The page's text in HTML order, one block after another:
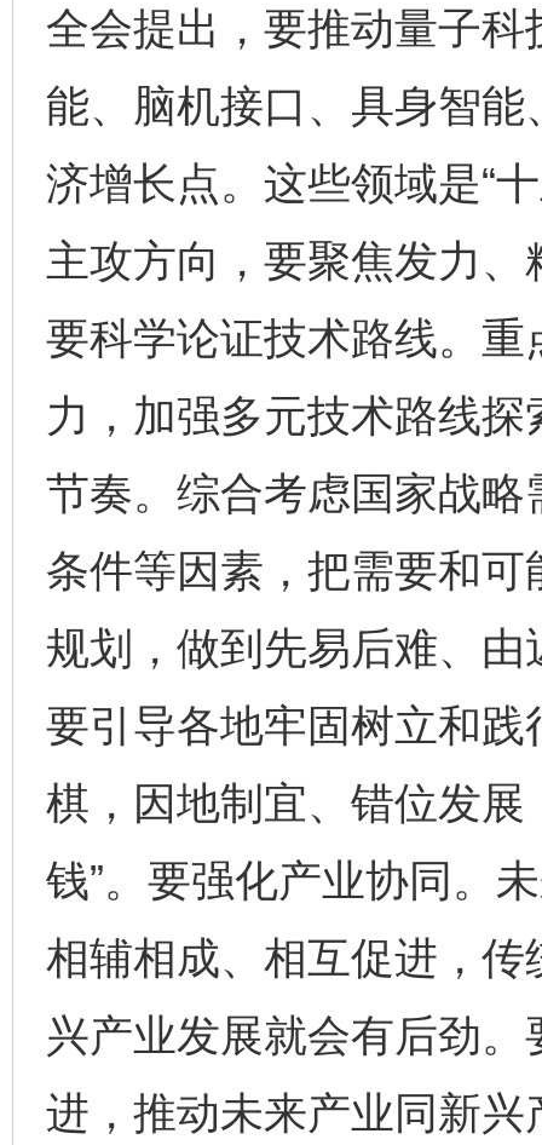
全会提出，要推动量子
能、脑机接口、具身智
济增长点。这些领域是“
主攻方向，要聚焦发力
要科学论证技术路线。
力，加强多元技术路线
节奏。综合考虑国家战
条件等因素，把需要和
规划，做到先易后难、
要引导各地牢固树立和
棋，因地制宜、错位发展
钱”。要强化产业协同。
相辅相成、相互促进，
兴产业发展就会有后劲
进，推动未来产业同新